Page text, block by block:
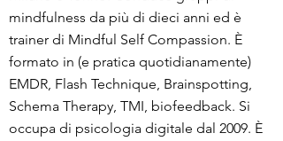
mindfulness da più di dieci anni ed è
trainer di Mindful Self Compassion. È
formato in (e pratica quotidianamente)
EMDR, Flash Technique, Brainspotting,
Schema Therapy, TMI, biofeedback. Si
occupa di psicologia digitale dal 2009. È